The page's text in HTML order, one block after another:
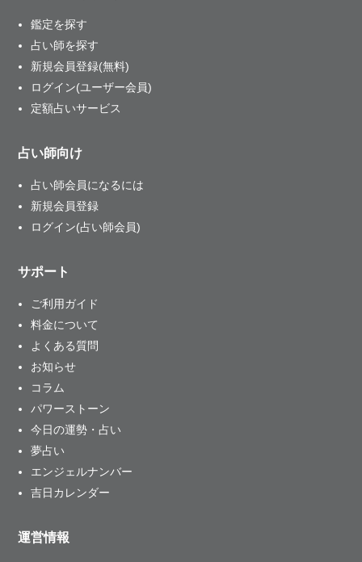
鑑定を探す
占い師を探す
新規会員登録(無料)
ログイン(ユーザー会員)
定額占いサービス
占い師向け
占い師会員になるには
新規会員登録
ログイン(占い師会員)
サポート
ご利用ガイド
料金について
よくある質問
お知らせ
コラム
パワーストーン
今日の運勢・占い
夢占い
エンジェルナンバー
吉日カレンダー
運営情報